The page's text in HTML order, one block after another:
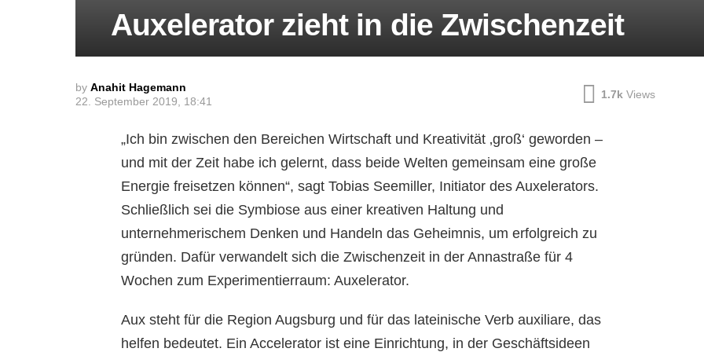
Auxelerator zieht in die Zwischenzeit
by Anahit Hagemann
22. September 2019, 18:41
1.7k Views
„Ich bin zwischen den Bereichen Wirtschaft und Kreativität ‚groß‘ geworden –
und mit der Zeit habe ich gelernt, dass beide Welten gemeinsam eine große
Energie freisetzen können“, sagt Tobias Seemiller, Initiator des Auxelerators.
Schließlich sei die Symbiose aus einer kreativen Haltung und
unternehmerischem Denken und Handeln das Geheimnis, um erfolgreich zu
gründen. Dafür verwandelt sich die Zwischenzeit in der Annastraße für 4
Wochen zum Experimentierraum: Auxelerator.
Aux steht für die Region Augsburg und für das lateinische Verb auxiliare, das
helfen bedeutet. Ein Accelerator ist eine Einrichtung, in der Geschäftsideen